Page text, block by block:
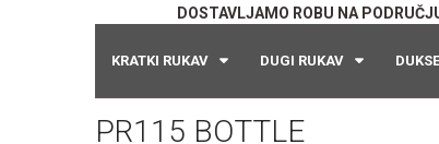
DOSTAVLJAMO ROBU NA
KRATKI RUKAV DUGI RUKAV DUKSE
PR115 BOTTLE